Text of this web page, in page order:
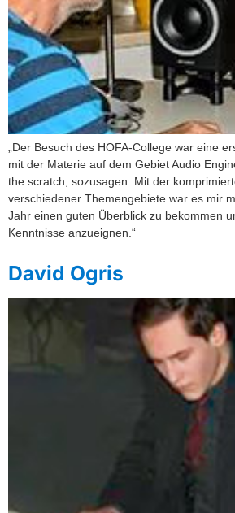
„Der Besuch des HOFA-College war eine
mit der Materie auf dem Gebiet Audio
the scratch, sozusagen. Mit der
verschiedener Themengebiete war es mir
Jahr einen guten Überblick zu bekommen
Kenntnisse anzueignen.“
David Ogris